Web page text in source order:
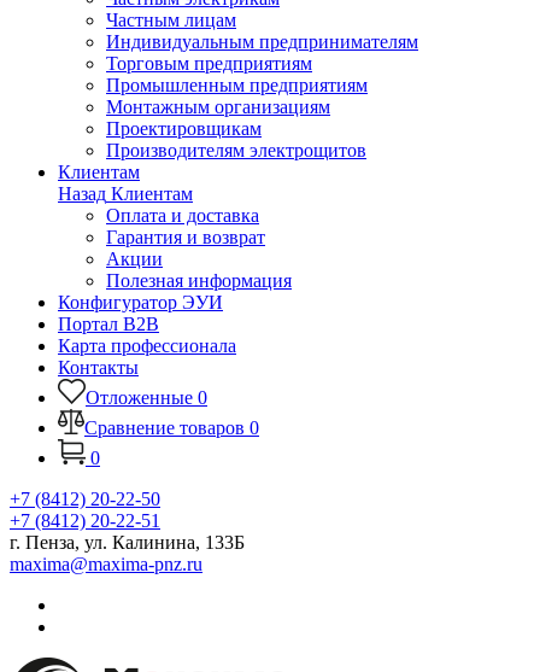
Частным лицам
Индивидуальным предпринимателям
Торговым предприятиям
Промышленным предприятиям
Монтажным организациям
Проектировщикам
Производителям электрощитов
Клиентам
Назад Клиентам
Оплата и доставка
Гарантия и возврат
Акции
Полезная информация
Конфигуратор ЭУИ
Портал B2B
Карта профессионала
Контакты
Отложенные 0
Сравнение товаров 0
0
+7 (8412) 20-22-50
+7 (8412) 20-22-51
г. Пенза, ул. Калинина, 133Б
maxima@maxima-pnz.ru